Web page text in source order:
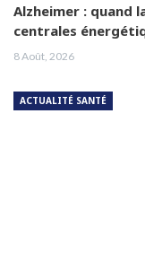
Alzheimer : quand
centrales
8 Août, 2026
ACTUALITÉ SANTÉ